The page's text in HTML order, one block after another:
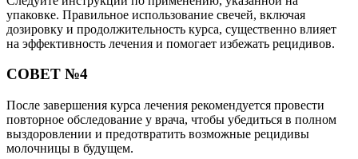
упаковке. Правильное использование свечей, включая
дозировку и продолжительность курса, существенно влияет
на эффективность лечения и помогает избежать рецидивов.
СОВЕТ №4
После завершения курса лечения рекомендуется провести
повторное обследование у врача, чтобы убедиться в полном
выздоровлении и предотвратить возможные рецидивы
молочницы в будущем.